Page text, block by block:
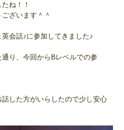
ね！！
ざいます＾＾
会話♪に参加してきました♪
り、今回からBレベルでの参
した方がいらしたので少し安心